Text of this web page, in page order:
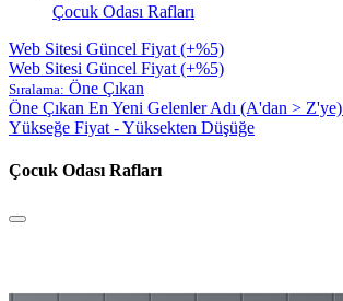
Çocuk Odası Rafları
Web Sitesi Güncel Fiyat (+%5)
Web Sitesi Güncel Fiyat (+%5)
Sıralama: Öne Çıkan
Öne Çıkan En Yeni Gelenler Adı (A'dan > Z'ye)
Yükseğe Fiyat - Yüksekten Düşüğe
Çocuk Odası Rafları